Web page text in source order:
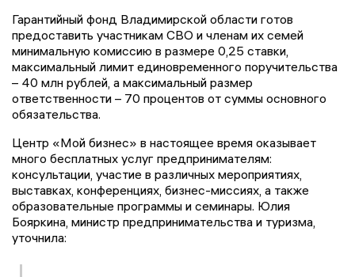
Гарантийный фонд Владимирской области готов
предоставить участникам СВО и членам их семей
минимальную комиссию в размере 0,25 ставки,
максимальный лимит единовременного поручительства
– 40 млн рублей, а максимальный размер
ответственности – 70 процентов от суммы основного
обязательства.
Центр «Мой бизнес» в настоящее время оказывает
много бесплатных услуг предпринимателям:
консультации, участие в различных мероприятиях,
выставках, конференциях, бизнес-миссиях, а также
образовательные программы и семинары. Юлия
Бояркина, министр предпринимательства и туризма,
уточнила: